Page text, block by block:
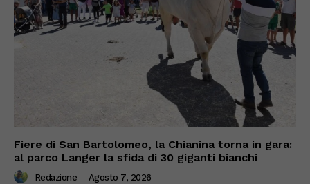
Fiere di San Bartolomeo, la Chianina torna in gara:
al parco Langer la sfida di 30 giganti bianchi
Redazione - Agosto 7, 2026